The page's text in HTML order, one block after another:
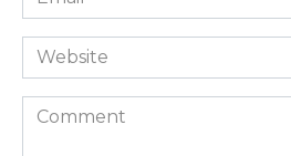
*
Website
Comment